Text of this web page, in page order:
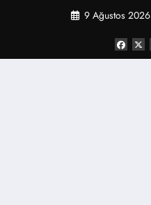
9 Ağustos 2026